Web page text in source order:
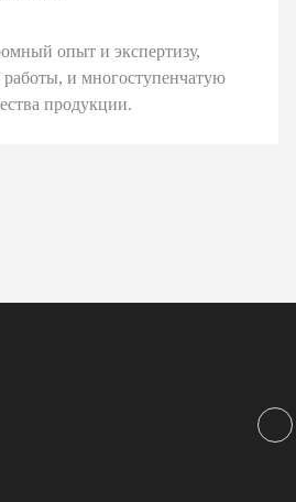
опыт и экспертизу,
работы, и многоступенчатую
продукции.